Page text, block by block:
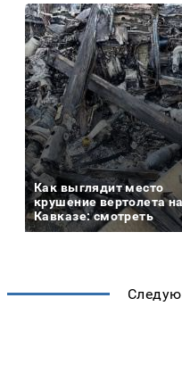
Как выглядит место
крушение вертолета
Кавказе: смотреть